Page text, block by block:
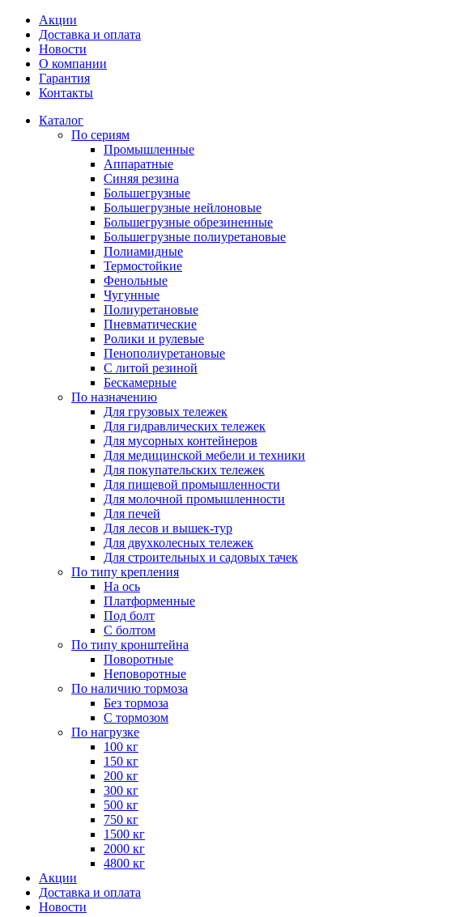
Акции
Доставка и оплата
Новости
О компании
Гарантия
Контакты
Каталог
По сериям
Промышленные
Аппаратные
Синяя резина
Большегрузные
Большегрузные нейлоновые
Большегрузные обрезиненные
Большегрузные полиуретановые
Полиамидные
Термостойкие
Фенольные
Чугунные
Полиуретановые
Пневматические
Ролики и рулевые
Пенополиуретановые
С литой резиной
Бескамерные
По назначению
Для грузовых тележек
Для гидравлических тележек
Для мусорных контейнеров
Для медицинской мебели и техники
Для покупательских тележек
Для пищевой промышленности
Для молочной промышленности
Для печей
Для лесов и вышек-тур
Для двухколесных тележек
Для строительных и садовых тачек
По типу крепления
На ось
Платформенные
Под болт
С болтом
По типу кронштейна
Поворотные
Неповоротные
По наличию тормоза
Без тормоза
С тормозом
По нагрузке
100 кг
150 кг
200 кг
300 кг
500 кг
750 кг
1500 кг
2000 кг
4800 кг
Акции
Доставка и оплата
Новости